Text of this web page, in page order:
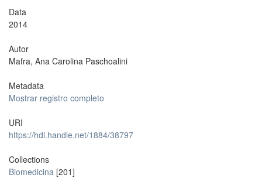
Data
2014
Autor
Mafra, Ana Carolina Paschoalini
Metadata
Mostrar registro completo
URI
https://hdl.handle.net/1884/38797
Collections
Biomedicina [201]